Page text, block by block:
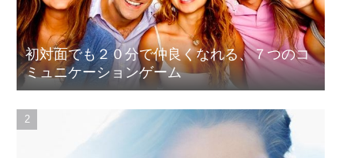
初対面でも２０分で仲良くなれる、７つのコ
ミュニケーションゲーム